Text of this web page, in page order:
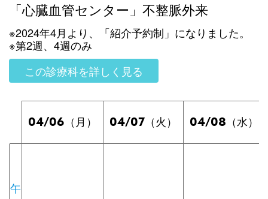
「心臓血管センター」不整脈外来
※2024年4月より、「紹介予約制」になりました。
※第2週、4週のみ
この診療科を詳しく見る
04/06 （月） 04/07 （火） 04/08 （水）
午